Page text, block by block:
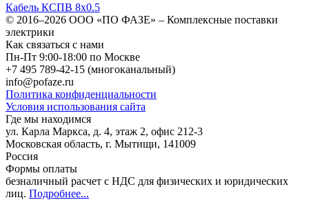
Кабель КСПВ 8х0.5
© 2016–2026 ООО «ПО ФАЗЕ» – Комплексные поставки
электрики
Как связаться с нами
Пн-Пт 9:00-18:00 по Москве
+7 495 789-42-15 (многоканальный)
info@pofaze.ru
Политика конфиденциальности
Условия использования сайта
Где мы находимся
ул. Карла Маркса, д. 4, этаж 2, офис 212-3
Московская область, г. Мытищи, 141009
Россия
Формы оплаты
безналичный расчет с НДС для физических и юридических
лиц. Подробнее...